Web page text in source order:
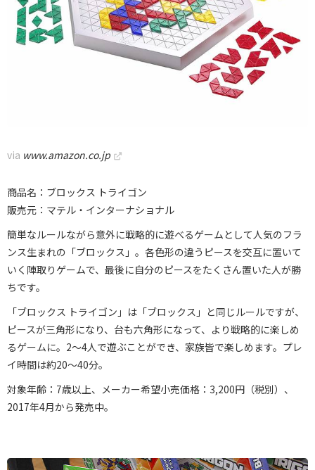
via www.amazon.co.jp
商品名：ブロックス トライゴン
販売元：マテル・インターナショナル
簡単なルールながら意外に戦略的に遊べるゲームとして人気のフラ
ンス生まれの「ブロックス」。各色形の違うピースを交互に置いて
いく陣取りゲームで、最後に自分のピースをたくさん置いた人が勝
ちです。
「ブロックス トライゴン」は「ブロックス」と同じルールですが、
ピースが三角形になり、台も六角形になって、より戦略的に楽しめ
るゲームに。2～4人で遊ぶことができ、家族皆で楽しめます。プレ
イ時間は約20〜40分。
対象年齢：7歳以上、メーカー希望小売価格：3,200円（税別）、
2017年4月から発売中。